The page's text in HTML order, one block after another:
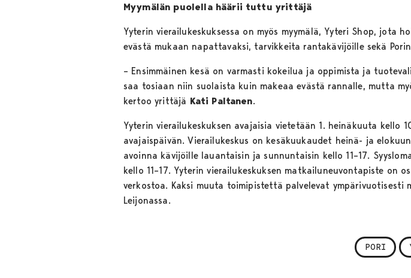
Myymälän puolella häärii tuttu yrittäjä
Yyterin vierailukeskuksessa on myös myymälä, Yyteri Shop,
evästä mukaan napattavaksi, tarvikkeita rantakävijöille sekä
– Ensimmäinen kesä on varmasti kokeilua ja oppimista ja
saa tosiaan niin suolaista kuin makeaa evästä rannalle, mutta
kertoo yrittäjä Kati Paltanen.
Yyterin vierailukeskuksen avajaisia vietetään 1. heinäkuuta kello
avajaispäivän. Vierailukeskus on kesäkuukaudet heinä- ja
avoinna kävijöille lauantaisin ja sunnuntaisin kello 11–17.
kello 11–17. Yyterin vierailukeskuksen matkailuneuvontapiste on
verkostoa. Kaksi muuta toimipistettä palvelevat ympärivuotisesti
Leijonassa.
PORI